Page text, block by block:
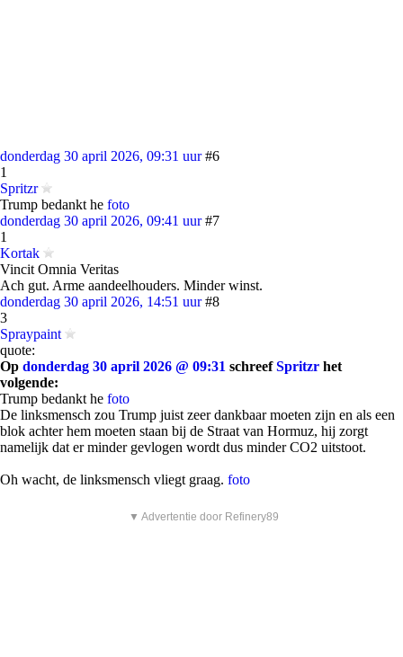
donderdag 30 april 2026, 09:31 uur #6
1
Spritzr
Trump bedankt he foto
donderdag 30 april 2026, 09:41 uur #7
1
Kortak
Vincit Omnia Veritas
Ach gut. Arme aandeelhouders. Minder winst.
donderdag 30 april 2026, 14:51 uur #8
3
Spraypaint
quote:
Op donderdag 30 april 2026 @ 09:31 schreefSpritzr het
volgende:
Trump bedankt he foto
De linksmensch zou Trump juist zeer dankbaar moeten zijn en als een
blok achter hem moeten staan bij de Straat van Hormuz, hij zorgt
namelijk dat er minder gevlogen wordt dus minder CO2 uitstoot.
Oh wacht, de linksmensch vliegt graag. foto
▼ Advertentie door Refinery89